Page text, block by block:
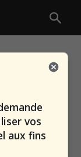
vos
aux fins